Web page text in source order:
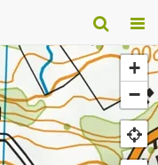
+
−